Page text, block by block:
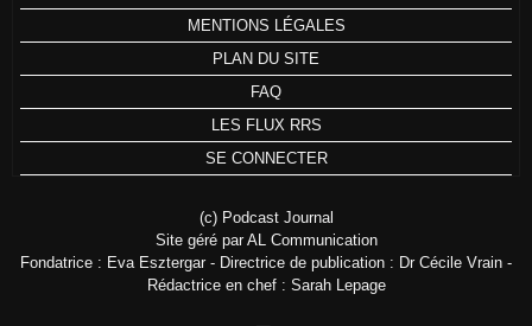
MENTIONS LÉGALES
PLAN DU SITE
FAQ
LES FLUX RRS
SE CONNECTER
(c) Podcast Journal
Site géré par AL Communication
Fondatrice : Eva Esztergar - Directrice de publication : Dr Cécile Vrain -
Rédactrice en chef : Sarah Lepage